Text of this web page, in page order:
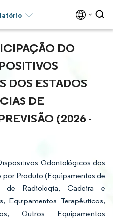
DO
DOS ESTADOS
DE
(2026 -
Odontológicos dos
por Produto (Equipamentos de
de Radiologia, Cadeira e
Equipamentos Terapêuticos,
Outros Equipamentos